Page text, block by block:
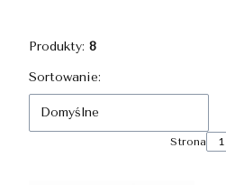
Produkty: 8
Lista produktów
Sortowanie:
Domyślne
Strona